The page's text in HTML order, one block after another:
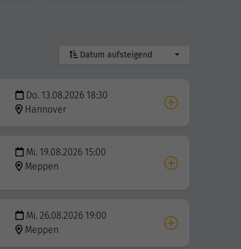
Datum aufsteigend
Do. 13.08.2026 18:30
Hannover
Mi. 19.08.2026 15:00
Meppen
Mi. 26.08.2026 19:00
Meppen